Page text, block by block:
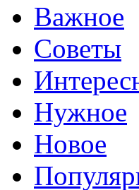
Важное
Советы
Нужное
Новое